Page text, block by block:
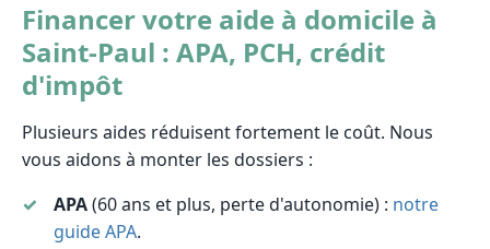
Financer votre aide à domicile à
Saint-Paul : APA, PCH, crédit
d'impôt
Plusieurs aides réduisent fortement le coût. Nous
vous aidons à monter les dossiers :
APA(60 ans et plus, perte d'autonomie) : notre
guide APA.